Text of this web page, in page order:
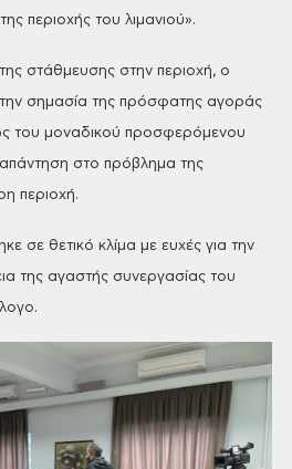
περιοχής του λιμανιού».
στάθμευσης στην περιοχή, ο
σημασία της πρόσφατης αγοράς
του μοναδικού προσφερόμενου
στο πρόβλημα της
περιοχή.
σε θετικό κλίμα με ευχές για την
της αγαστής συνεργασίας του